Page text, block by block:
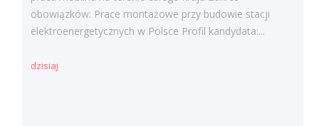
obowiązków: Prace montażowe przy budowie stacji
elektroenergetycznych w Polsce Profil kandydata:...
dzisiaj